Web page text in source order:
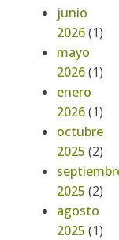
junio
2026(1)
mayo
2026(1)
enero
2026(1)
octubre
2025 (2)
2025 (2)
agosto
2025 (1)